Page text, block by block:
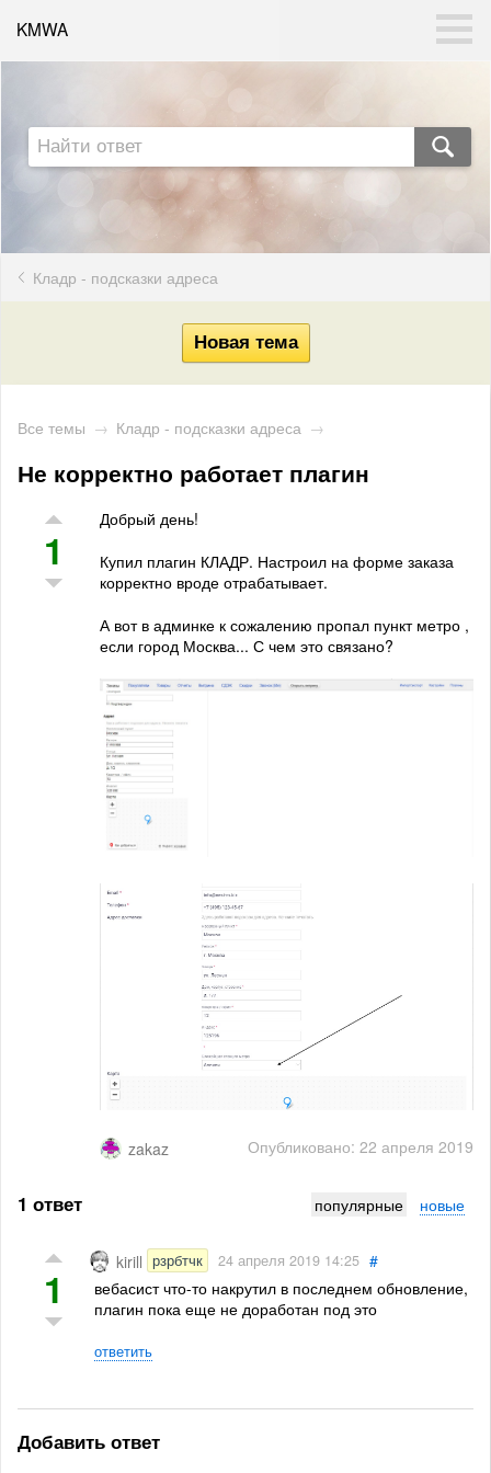
KMWA
Кладр - подсказки адреса
Все темы → Кладр - подсказки адреса →
Не корректно работает плагин
1
Добрый день!
Купил плагин КЛАДР. Настроил на форме заказа
корректно вроде отрабатывает.
А вот в админке к сожалению пропал пункт метро ,
если город Москва... С чем это связано?
Опубликовано: 22 апреля 2019
zakaz
1 ответ популярные новые
1
kirill рзрбтчк 24 апреля 2019 14:25 #
вебасист что-то накрутил в последнем обновление,
плагин пока еще не доработан под это
ответить
Добавить ответ